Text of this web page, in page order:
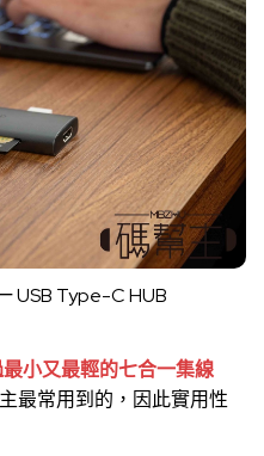
USB Type-C HUB
小又最輕的七合一集線
最常用到的，因此實用性